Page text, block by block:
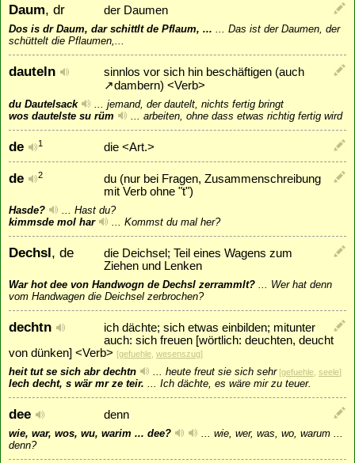
Daum, dr der Daumen
Dos is dr Daum, dar schittlt de Pflaum, ...
Das ist der Daumen, der
schüttelt die Pflaumen,...
dauteln
sinnlos vor sich hin beschäftigen (auch
↗dambern) <Verb>
du Dautelsack
jemand, der dautelt, nichts fertig bringt
wos dautelste su rüm
arbeiten, ohne dass etwas richtig fertig wird
de 1 die <Art.>
de 2
du (nur bei Fragen, Zusammenschreibung
mit Verb ohne "t")
Hasde?
Hast du?
kimmsde mol har
Kommst du mal her?
Dechsl, de
die Deichsel; Teil eines Wagens zum
Ziehen und Lenken
War hot dee von Handwogn de Dechsl zerrammlt?
Wer hat denn
vom Handwagen die Deichsel zerbrochen?
dechtn
ich dächte; sich etwas einbilden; mitunter
auch: sich freuen [wörtlich: deuchten, deucht
von dünken] <Verb> [gefuehle wesenszug]
heit tut se sich abr dechtn heute freut sie sich sehr[gefuehle seele]
Iech decht, s wär mr ze teir. Ich dächte, es wäre mir zu teuer.
dee denn
wie, war, wos, wu, warim ... dee?
wie, wer, was, wo, warum ...
denn?